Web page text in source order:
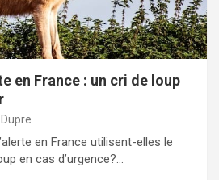
en France : un cri de loup
en France utilisent-elles le
en cas d’urgence?…